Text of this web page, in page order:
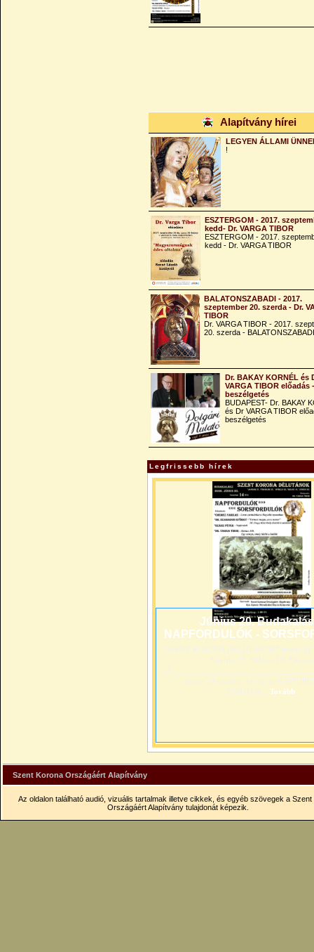
Alapítvány hírei
LEGYEN ÁLLAMI
!
ESZTERGOM - 2017.
kedd- Dr. VARGA TIBOR
ESZTERGOM - 2017.
kedd - Dr. VARGA TIBOR
BALATONSZABADI - 2017.
szeptember 20. szerda - Dr.
TIBOR
Dr. VARGA TIBOR - 2017.
20. szerda - BALATONSZABADI
Dr. BAKAY KORNÉL és
VARGA TIBOR előadás -
beszélgetés
BUDAPEST- Dr. BAKAY
és Dr VARGA TIBOR
beszélgetés
Legfrissebb hírek
Június 20.
NAPFORDULÓK -
SZENT KORONA DÉLUTÁNOK*Január
*Április 25. *Május 16. *Június
június 20.szombat 14.00
SORSFOR...
Tovább
Szent Korona Országáért Alapítvány
Az oldalon található audió, vizuális tartalmak illetve cikkek, és egyéb szövegek a Szent
Országáért Alapítvány tulajdonát képezik.